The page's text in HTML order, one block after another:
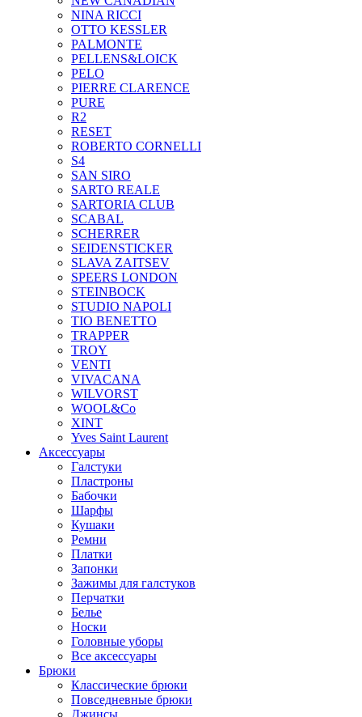
NINA RICCI
OTTO KESSLER
PALMONTE
PELLENS&LOICK
PELO
PIERRE CLARENCE
PURE
R2
RESET
ROBERTO CORNELLI
S4
SAN SIRO
SARTO REALE
SARTORIA CLUB
SCABAL
SCHERRER
SEIDENSTICKER
SLAVA ZAITSEV
SPEERS LONDON
STEINBOCK
STUDIO NAPOLI
TIO BENETTO
TRAPPER
TROY
VENTI
VIVACANA
WILVORST
WOOL&Co
XINT
Yves Saint Laurent
Аксессуары
Галстуки
Пластроны
Бабочки
Шарфы
Кушаки
Ремни
Платки
Запонки
Зажимы для галстуков
Перчатки
Белье
Носки
Головные уборы
Все аксессуары
Брюки
Классические брюки
Повседневные брюки
Джинсы